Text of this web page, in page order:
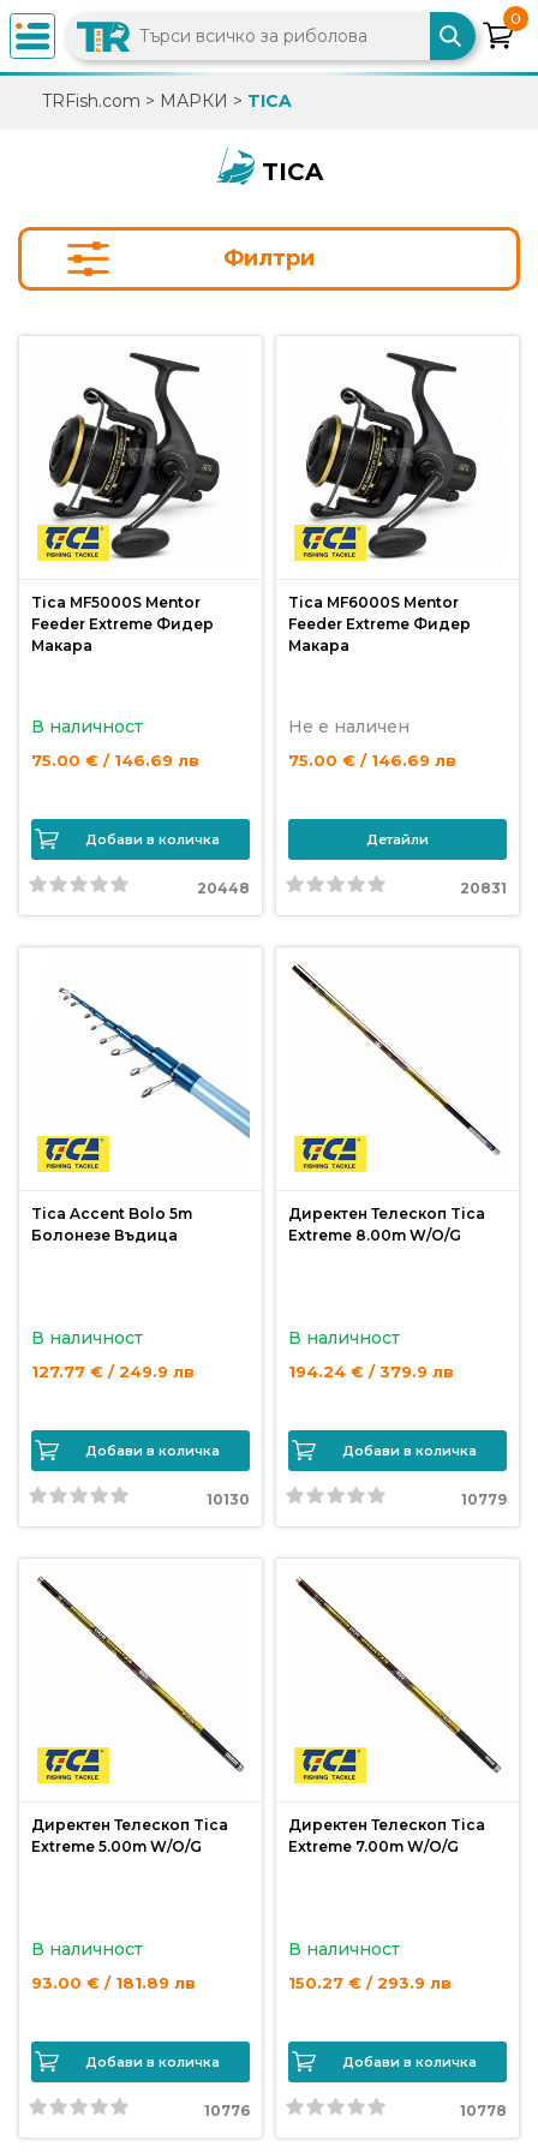
×
info@trfish.com
Регистрация
Промоции
Нови
продукти
Захранки
Макари
Въдици
Влакна
Куки
риболов
за
Къмпинг
Лодки
Изкуствени
примамки
за
за
риболов
Сонари
0
TRFish.com > МАРКИ > TICA
TICA
Филтри
Tica MF5000S Mentor
Feeder Extreme Фидер
Макара
В наличност
75.00 € / 146.69 лв
Добави в количка
20448
Tica MF6000S Mentor
Feeder Extreme Фидер
Макара
Не е наличен
75.00 € / 146.69 лв
Детайли
20831
Tica Accent Bolo 5m
Болонезе Въдица
В наличност
127.77 € / 249.9 лв
Добави в количка
10130
Директен Телескоп Tica
Extreme 8.00m W/O/G
В наличност
194.24 € / 379.9 лв
Добави в количка
10779
Директен Телескоп Tica
Extreme 5.00m W/O/G
В наличност
93.00 € / 181.89 лв
Добави в количка
10776
Директен Телескоп Tica
Extreme 7.00m W/O/G
В наличност
150.27 € / 293.9 лв
Добави в количка
10778